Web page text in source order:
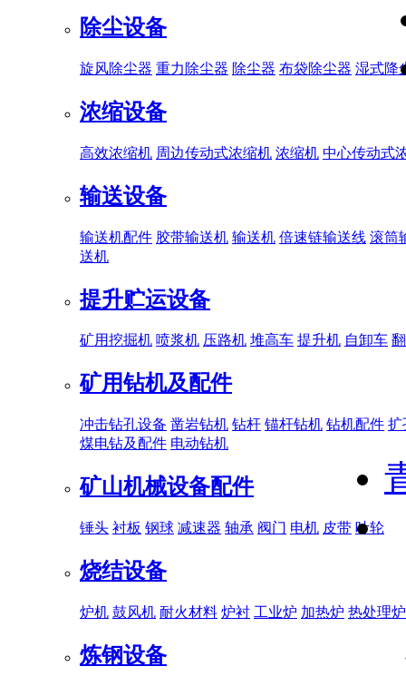
除尘设备
旋风除尘器 重力除尘器 除尘器 布袋除尘器 湿式降
浓缩设备
高效浓缩机 周边传动式浓缩机 浓缩机 中心传动式
输送设备
输送机配件 胶带输送机 输送机 倍速链输送线 滚筒
送机
提升贮运设备
矿用挖掘机 喷浆机 压路机 堆高车 提升机 自卸车
矿用钻机及配件
冲击钻孔设备 凿岩钻机 钻杆 锚杆钻机 钻机配件 扩
煤电钻及配件 电动钻机
矿山机械设备配件
锤头 衬板 钢球 减速器 轴承 阀门 电机 皮带 叶轮
烧结设备
炉机 鼓风机 耐火材料 炉衬 工业炉 加热炉 热处理炉
炼钢设备